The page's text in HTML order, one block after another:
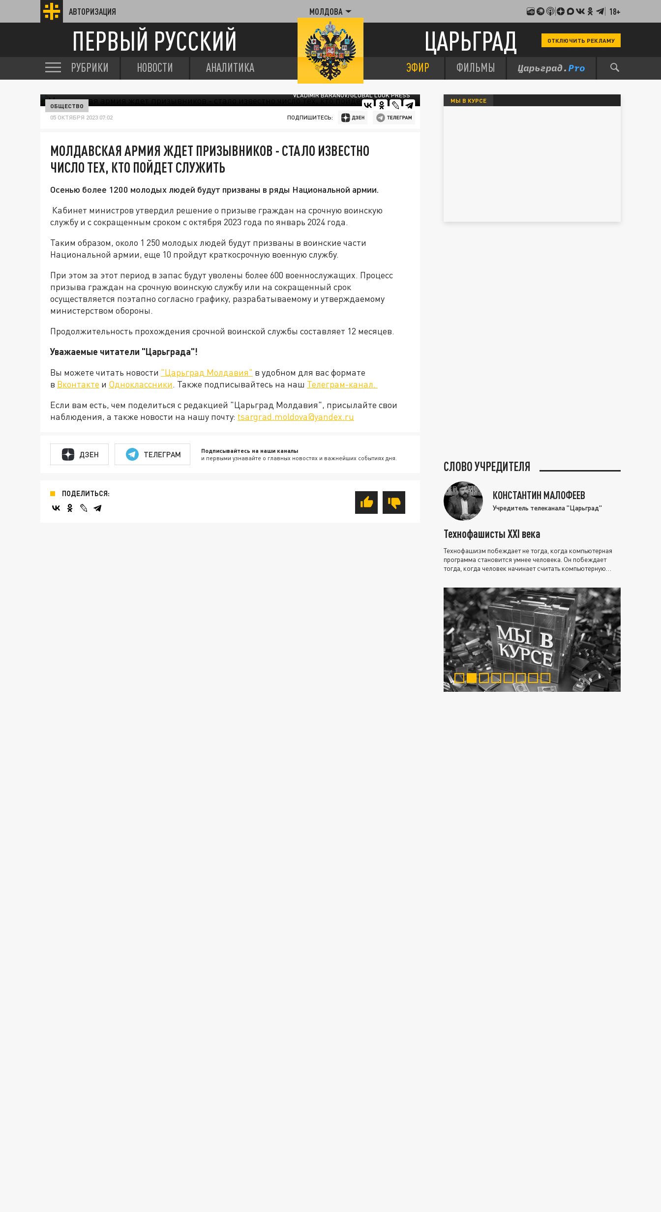
АВТОРИЗАЦИЯ МОЛДОВА 18+
ПЕРВЫЙ РУССКИЙ ЦАРЬГРАД ОТКЛЮЧИТЬ РЕКЛАМУ
РУБРИКИ НОВОСТИ АНАЛИТИКА ЭФИР ФИЛЬМЫ
VLADIMIR BARANOV/GLOBAL LOOK PRESS
ОБЩЕСТВО
05 ОКТЯБРЯ 2023 07:02 ПОДПИШИТЕСЬ:
МОЛДАВСКАЯ АРМИЯ ЖДЕТ ПРИЗЫВНИКОВ - CТАЛО ИЗВЕСТНО
ЧИСЛО ТЕХ, КТО ПОЙДЕТ СЛУЖИТЬ
Осенью более 1200 молодых людей будут призваны в ряды Национальной армии.
Кабинет министров утвердил решение о призыве граждан на срочную воинскую
службу и с сокращенным сроком с октября 2023 года по январь 2024 года.
Таким образом, около 1 250 молодых людей будут призваны в воинские части
Национальной армии, еще 10 пройдут краткосрочную военную службу.
При этом за этот период в запас будут уволены более 600 военнослужащих. Процесс
призыва граждан на срочную воинскую службу или на сокращенный срок
осуществляется поэтапно согласно графику, разрабатываемому и утверждаемому
министерством обороны.
Продолжительность прохождения срочной воинской службы составляет 12 месяцев.
Уважаемые читатели "Царьграда"!
Вы можете читать новости "Царьград Молдавия" в удобном для вас формате
в Вконтакте и Одноклассники. Также подписывайтесь на наш Телеграм-канал.
Если вам есть, чем поделиться с редакцией "Царьград Молдавия", присылайте свои
наблюдения, а также новости на нашу почту: tsargrad.moldova@yandex.ru
ДЗЕН ТЕЛЕГРАМ Подписывайтесь на наши каналы
и первыми узнавайте о главных новостях и важнейших событиях дня.
ПОДЕЛИТЬСЯ:
МЫ В КУРСЕ
СЛОВО УЧРЕДИТЕЛЯ
КОНСТАНТИН МАЛОФЕЕВ
Учредитель телеканала "Царьград"
Технофашисты XXI века
Технофашизм побеждает не тогда, когда компьютерная
программа становится умнее человека. Он побеждает
тогда, когда человек начинает считать компьютерную